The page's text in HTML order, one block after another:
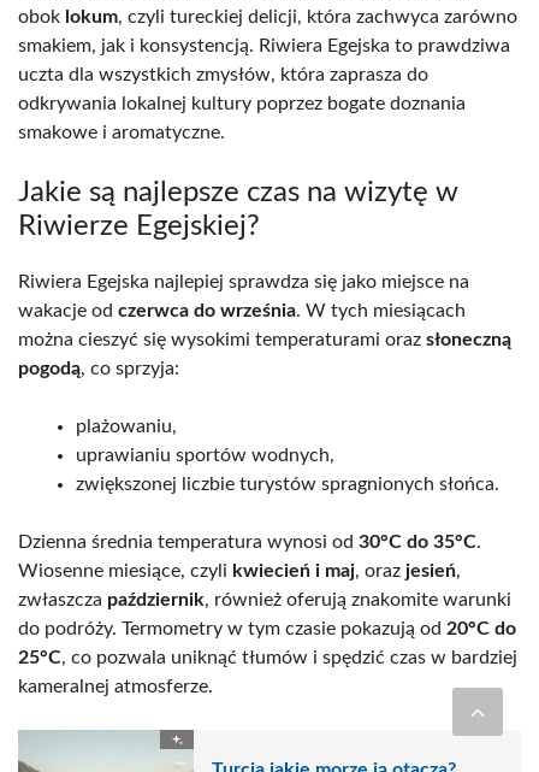
obok lokum, czyli tureckiej delicji, która zachwyca zarówno
smakiem, jak i konsystencją. Riwiera Egejska to prawdziwa
uczta dla wszystkich zmysłów, która zaprasza do
odkrywania lokalnej kultury poprzez bogate doznania
smakowe i aromatyczne.
Jakie są najlepsze czas na wizytę w
Riwierze Egejskiej?
Riwiera Egejska najlepiej sprawdza się jako miejsce na
wakacje od czerwca do września. W tych miesiącach
można cieszyć się wysokimi temperaturami oraz słoneczną
pogodą, co sprzyja:
plażowaniu,
uprawianiu sportów wodnych,
zwiększonej liczbie turystów spragnionych słońca.
Dzienna średnia temperatura wynosi od 30°C do 35°C.
Wiosenne miesiące, czyli kwiecień i maj, oraz jesień,
zwłaszcza październik, również oferują znakomite warunki
do podróży. Termometry w tym czasie pokazują od 20°C do
25°C, co pozwala uniknąć tłumów i spędzić czas w bardziej
kameralnej atmosferze.